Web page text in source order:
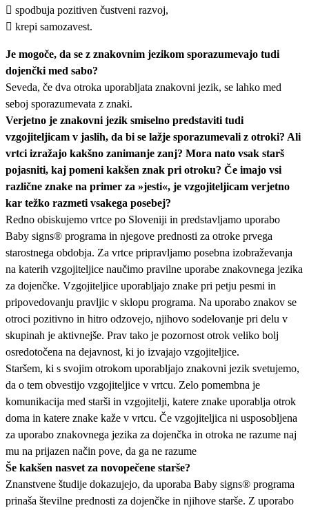
 spodbuja pozitiven čustveni razvoj,
 krepi samozavest.
Je mogoče, da se z znakovnim jezikom sporazumevajo tudi
dojenčki med sabo?
Seveda, če dva otroka uporabljata znakovni jezik, se lahko med
seboj sporazumevata z znaki.
Verjetno je znakovni jezik smiselno predstaviti tudi
vzgojiteljicam v jaslih, da bi se lažje sporazumevali z otroki? Ali
vrtci izražajo kakšno zanimanje zanj? Mora nato vsak starš
pojasniti, kaj pomeni kakšen znak pri otroku? Če imajo vsi
različne znake na primer za »jesti«, je vzgojiteljicam verjetno
kar težko razmeti vsakega posebej?
Redno obiskujemo vrtce po Sloveniji in predstavljamo uporabo
Baby signs® programa in njegove prednosti za otroke prvega
starostnega obdobja. Za vrtce pripravljamo posebna izobraževanja
na katerih vzgojiteljice naučimo pravilne uporabe znakovnega jezika
za dojenčke. Vzgojiteljice uporabljajo znake pri petju pesmi in
pripovedovanju pravljic v sklopu programa. Na uporabo znakov se
otroci pozitivno in hitro odzovejo, njihovo sodelovanje pri delu v
skupinah je aktivnejše. Prav tako je pozornost otrok veliko bolj
osredotočena na dejavnost, ki jo izvajajo vzgojiteljice.
Staršem, ki s svojim otrokom uporabljajo znakovni jezik svetujemo,
da o tem obvestijo vzgojiteljice v vrtcu. Zelo pomembna je
komunikacija med starši in vzgojitelji, katere znake uporablja otrok
doma in katere znake kaže v vrtcu. Če vzgojiteljica ni usposobljena
za uporabo znakovnega jezika za dojenčka in otroka ne razume naj
mu na prijazen način pove, da ga ne razume
Še kakšen nasvet za novopečene starše?
Znanstvene študije dokazujejo, da uporaba Baby signs® programa
prinaša številne prednosti za dojenčke in njihove starše. Z uporabo